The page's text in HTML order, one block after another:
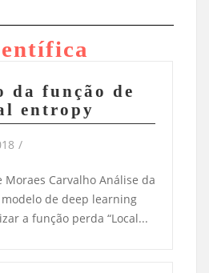
da função de
entropy
/
Carvalho Análise da
de deep learning
a função perda “Local...